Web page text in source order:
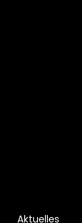
Aktuelles